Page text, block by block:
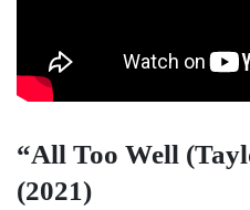
“All Too Well
(2021)